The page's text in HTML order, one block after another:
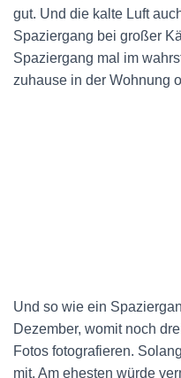
gut. Und die kalte Luft
Spaziergang bei großer
Spaziergang mal im
zuhause in der Wohnung
Und so wie ein
Dezember, womit noch
Fotos fotografieren.
mit. Am ehesten würde